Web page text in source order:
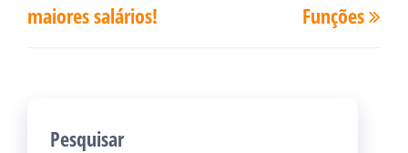
maiores salários!
Funções
Pesquisar